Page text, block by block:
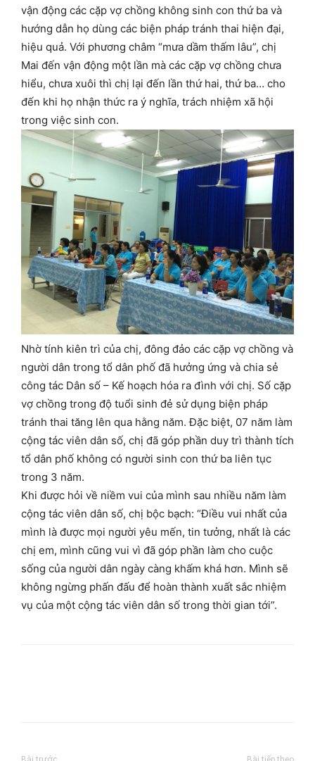
vận động các cặp vợ chồng không sinh con thứ ba và
hướng dẫn họ dùng các biện pháp tránh thai hiện đại,
hiệu quả. Với phương châm “mưa dầm thấm lâu”, chị
Mai đến vận động một lần mà các cặp vợ chồng chưa
hiểu, chưa xuôi thì chị lại đến lần thứ hai, thứ ba… cho
đến khi họ nhận thức ra ý nghĩa, trách nhiệm xã hội
trong việc sinh con.
Nhờ tính kiên trì của chị, đông đảo các cặp vợ chồng và
người dân trong tổ dân phố đã hưởng ứng và chia sẻ
công tác Dân số – Kế hoạch hóa ra đình với chị. Số cặp
vợ chồng trong độ tuổi sinh đẻ sử dụng biện pháp
tránh thai tăng lên qua hằng năm. Đặc biệt, 07 năm làm
cộng tác viên dân số, chị đã góp phần duy trì thành tích
tổ dân phố không có người sinh con thứ ba liên tục
trong 3 năm.
Khi được hỏi về niềm vui của mình sau nhiều năm làm
cộng tác viên dân số, chị bộc bạch: “Điều vui nhất của
mình là được mọi người yêu mến, tin tưởng, nhất là các
chị em, mình cũng vui vì đã góp phần làm cho cuộc
sống của người dân ngày càng khấm khá hơn. Mình sẽ
không ngừng phấn đấu để hoàn thành xuất sắc nhiệm
vụ của một cộng tác viên dân số trong thời gian tới”.